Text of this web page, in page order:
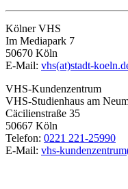
Kölner VHS
Im Mediapark 7
50670 Köln
E-Mail: vhs(at)stadt-
VHS-Kundenzentrum
VHS-Studienhaus am
Cäcilienstraße 35
50667 Köln
Telefon: 0221 221-25990
E-Mail: vhs-